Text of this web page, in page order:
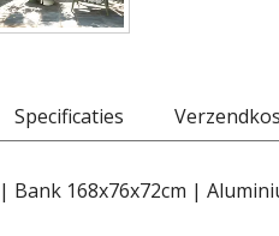
Specificaties
Bank 168x76x72cm |